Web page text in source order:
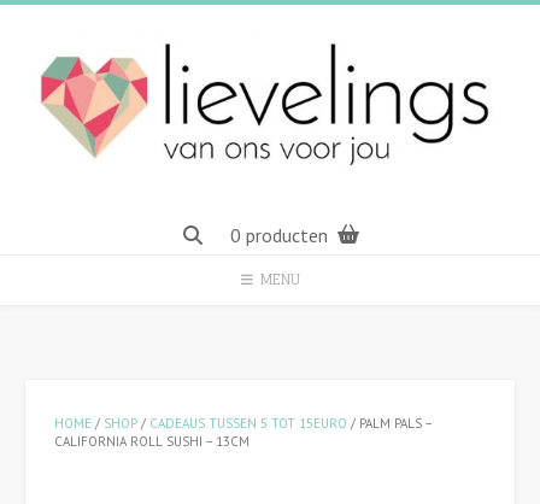
Spring
inhoud
0 producten
MENU
HOME / SHOP / CADEAUS TUSSEN 5 TOT 15EURO / PALM PALS –
CALIFORNIA ROLL SUSHI – 13CM